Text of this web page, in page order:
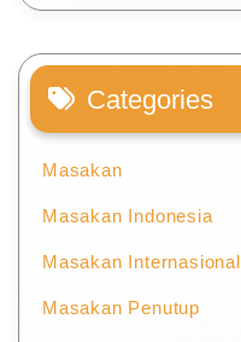
Categories
Masakan
Masakan Indonesia
Masakan Internasional
Masakan Penutup